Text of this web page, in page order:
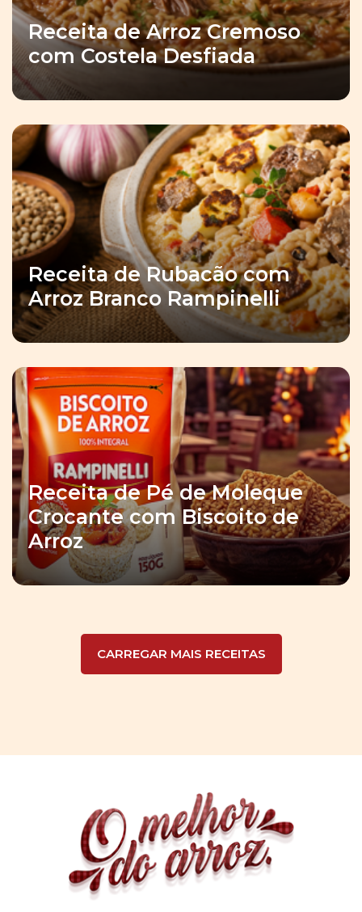
Receita de Arroz Cremoso
com Costela Desfiada
Receita de Rubacão com
Arroz Branco Rampinelli
Receita de Pé de Moleque
Crocante com Biscoito de
Arroz
CARREGAR MAIS RECEITAS